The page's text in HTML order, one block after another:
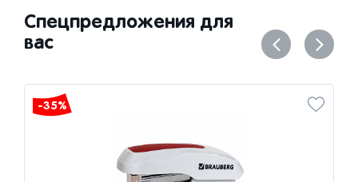
Спецпредложения для
вас
-35%